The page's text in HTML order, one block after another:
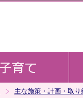
主な施策・計画・取り